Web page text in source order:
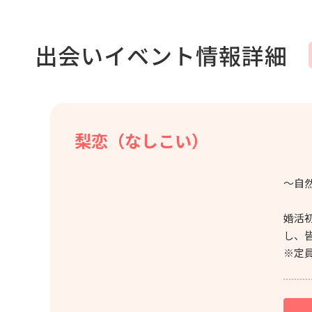
出会いイベント情報詳細
梨恋（なしこい）
～自
婚活
し、
※定